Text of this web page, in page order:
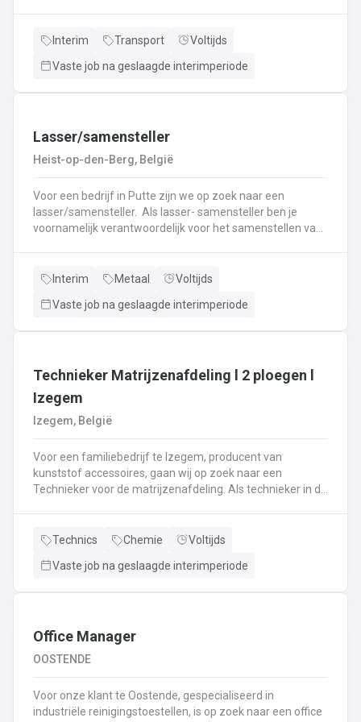
vloeistoffen.Laden en lossen volgens de voorgeschreven
documenten.Naleven van rij- en rusttijden en ADR-
Interim Transport
Voltijds
Vaste job na geslaagde interimperiode
Lasser/samensteller
Heist-op-den-Berg, België
Voor een bedrijf in Putte zijn we op zoek naar een
lasser/samensteller. Als lasser- samensteller ben je
voornamelijk verantwoordelijk voor het samenstellen van
het realiseren van onze projecten.Je werkt samen met
dagelijkse leiding van Atelierverantwoordelijke.
Interim Metaal
Voltijds
Vaste job na geslaagde interimperiode
Technieker Matrijzenafdeling l 2 ploegen l
Izegem
Izegem, België
Voor een familiebedrijf te Izegem, producent van
kunststof accessoires, gaan wij op zoek naar een
Technieker voor de matrijzenafdeling. Als technieker in de
productie en stel je de machines correct in.Bovendien
analyseer je fouten en waar nodig neem je corrigerende
de veiligheidssystemen behoort eveneens tot jouw
de productie en anticipeer je op veranderingen.
Technics Chemie
Voltijds
Vaste job na geslaagde interimperiode
Office Manager
OOSTENDE
Voor onze klant te Oostende, gespecialiseerd in
industriële reinigingstoestellen, is op zoek naar een office